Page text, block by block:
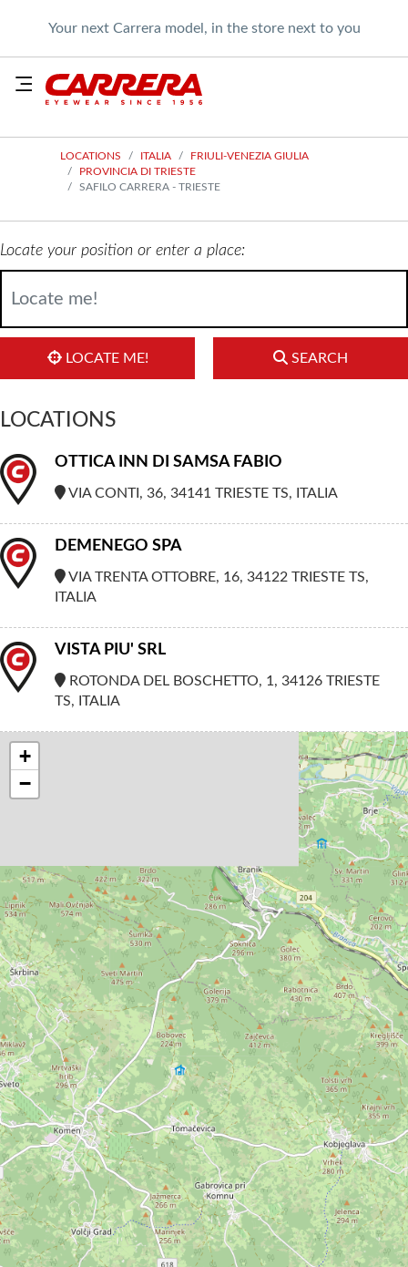
Your next Carrera model, in the store next to you
LOCATIONS ITALIA
FRIULI-VENEZIA GIULIA
PROVINCIA DI TRIESTE
SAFILO CARRERA - TRIESTE
Locate your position or enter a place:
LOCATE ME! SEARCH
LOCATIONS
OTTICA INN DI SAMSA FABIO
VIA CONTI, 36, 34141 TRIESTE TS, ITALIA
DEMENEGO SPA
VIA TRENTA OTTOBRE, 16, 34122 TRIESTE TS,
ITALIA
VISTA PIU' SRL
ROTONDA DEL BOSCHETTO, 1, 34126 TRIESTE
TS, ITALIA
+
−